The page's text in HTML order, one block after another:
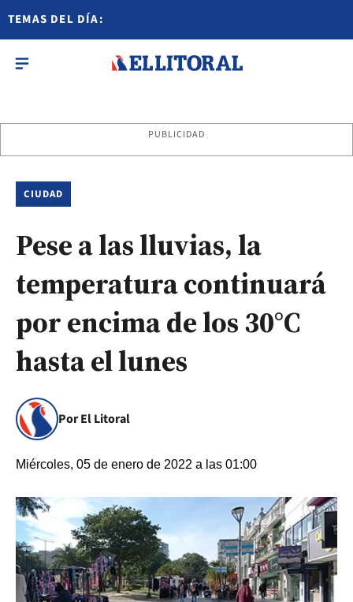
TEMAS DEL DÍA:
PUBLICIDAD
CIUDAD
Pese a las lluvias, la
temperatura continuará
por encima de los 30°C
hasta el lunes
Por El Litoral
Miércoles, 05 de enero de 2022 a las 01:00